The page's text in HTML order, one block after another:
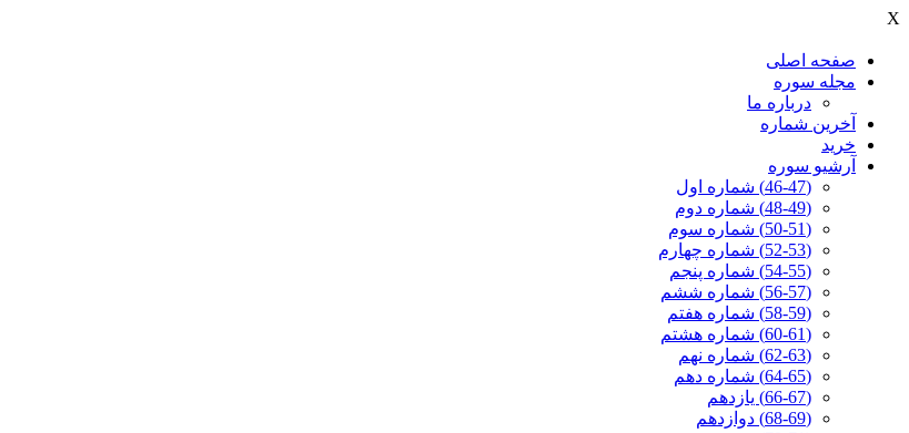
X
صفحه اصلی
مجله سوره
درباره ما
آخرين شماره
خرید
آرشیو سوره
(46-47) شماره اول
(48-49) شماره دوم
(50-51) شماره سوم
(52-53) شماره چهارم
(54-55) شماره پنجم
(56-57) شماره ششم
(58-59) شماره هفتم
(60-61) شماره هشتم
(62-63) شماره نهم
(64-65) شماره دهم
(66-67) یازدهم
(68-69) دوازدهم